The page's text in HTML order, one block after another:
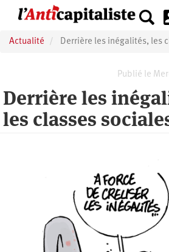
principal
Actualité Derrière les inégalités, les
Publié le
Derrière les
les classes